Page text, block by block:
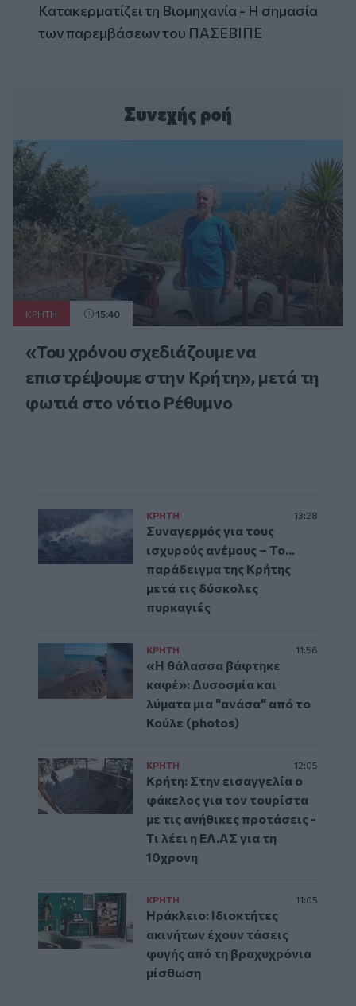
Κατακερματίζει τη Βιομηχανία - Η σημασία
των παρεμβάσεων του ΠΑΣΕΒΙΠΕ
Συνεχής ροή
ΚΡΗΤΗ 15:40
«Του χρόνου σχεδιάζουμε να
επιστρέψουμε στην Κρήτη», μετά τη
φωτιά στο νότιο Ρέθυμνο
ΚΡΗΤΗ 13:28
Συναγερμός για τους
ισχυρούς ανέμους – Το...
παράδειγμα της Κρήτης
μετά τις δύσκολες
πυρκαγιές
ΚΡΗΤΗ 11:56
«Η θάλασσα βάφτηκε
καφέ»: Δυσοσμία και
λύματα μια "ανάσα" από το
Κούλε (photos)
ΚΡΗΤΗ 12:05
Κρήτη: Στην εισαγγελία ο
φάκελος για τον τουρίστα
με τις ανήθικες προτάσεις -
Τι λέει η ΕΛ.ΑΣ για τη
10χρονη
ΚΡΗΤΗ 11:05
Ηράκλειο: Ιδιοκτήτες
ακινήτων έχουν τάσεις
φυγής από τη βραχυχρόνια
μίσθωση